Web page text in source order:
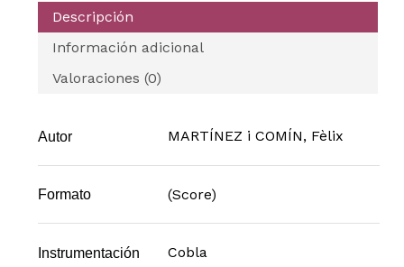
Descripción
Información adicional
Valoraciones (0)
Autor MARTÍNEZ i COMÍN, Fèlix
Formato (Score)
Instrumentación Cobla